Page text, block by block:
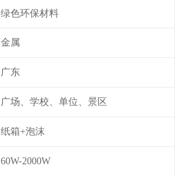
绿色环保材料
金属
广东
广场、学校、单位、景区
纸箱+泡沫
60W-2000W